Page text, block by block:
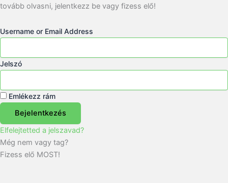
tovább olvasni, jelentkezz be vagy fizess elő!
Username or Email Address
Jelszó
Emlékezz rám
Bejelentkezés
Elfelejtetted a jelszavad?
Még nem vagy tag?
Fizess elő MOST!